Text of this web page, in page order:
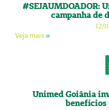
#SEJAUMDOADOR:
campanha de
12/
Veja mais »
Unimed Goiânia
benefícios